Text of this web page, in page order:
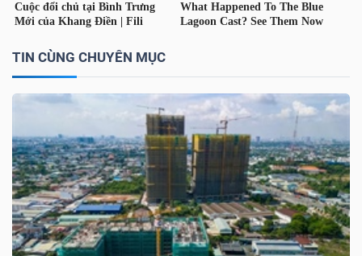
TIN CÙNG CHUYÊN MỤC
CHĂM
SỨC
TÀI
CHÍNH